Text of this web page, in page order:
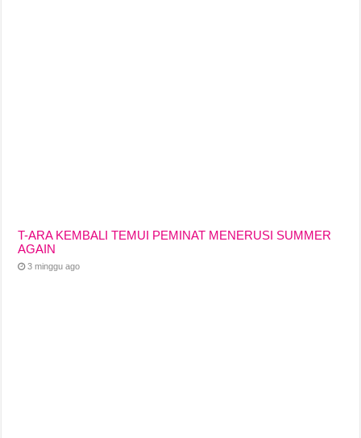
T-ARA KEMBALI TEMUI PEMINAT MENERUSI SUMMER
AGAIN
3 minggu ago